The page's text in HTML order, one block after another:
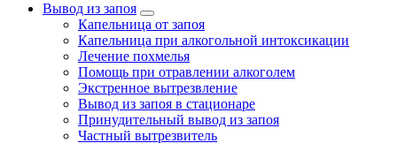
Вывод из запоя
Капельница от запоя
Капельница при алкогольной интоксикации
Лечение похмелья
Помощь при отравлении алкоголем
Экстренное вытрезвление
Вывод из запоя в стационаре
Принудительный вывод из запоя
Частный вытрезвитель